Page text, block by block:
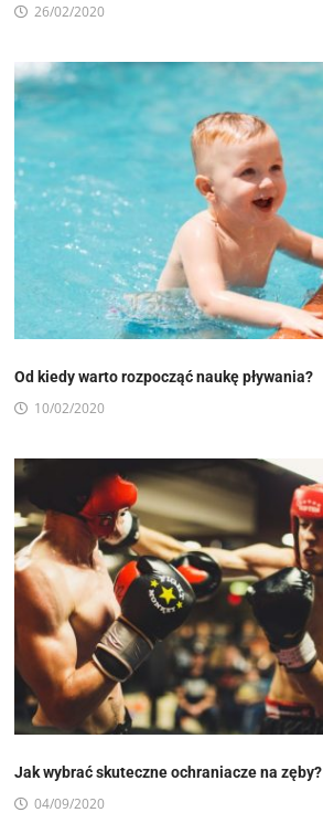
26/02/2020
Od kiedy warto rozpocząć naukę pływania?
10/02/2020
Jak wybrać skuteczne ochraniacze na zęby?
04/09/2020